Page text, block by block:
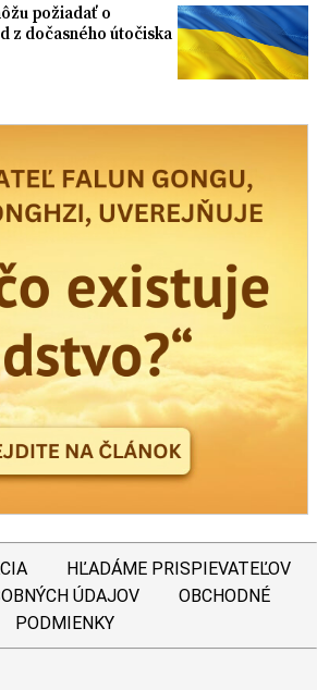
požiadať o
z dočasného útočiska
HĽADÁME PRISPIEVATEĽOV
ÚDAJOV
OBCHODNÉ
PODMIENKY